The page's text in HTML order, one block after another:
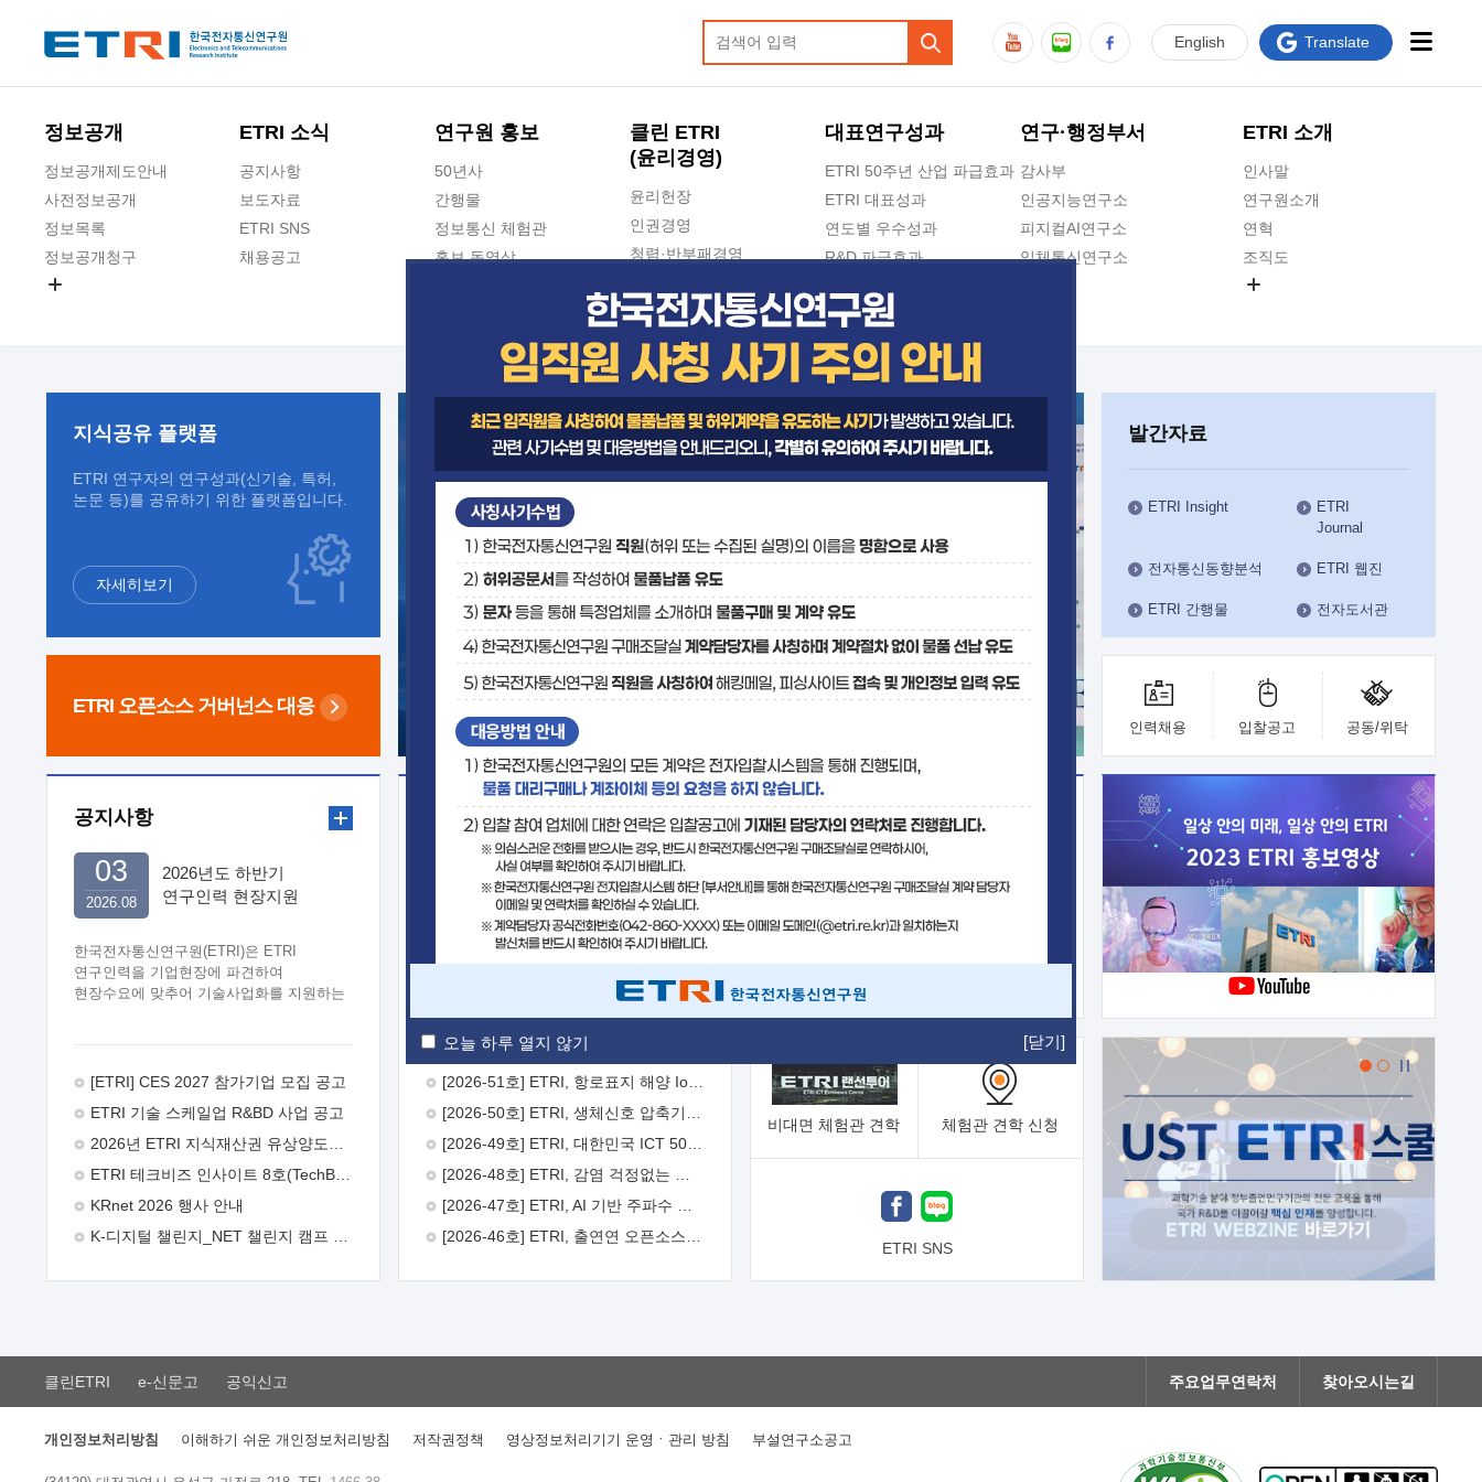
오늘 하루 열지 않기 [닫기]
정보공개
정보공개제도안내
사전정보공개
정보목록
정보공개청구
ETRI 소식
공지사항
보도자료
ETRI SNS
채용공고
연구원 홍보
50년사
간행물
정보통신 체험관
홍보 동영상
클린 ETRI
(윤리경영)
윤리헌장
인권경영
청렴·반부패경영
청렴포털 신고
수의계약 현황
부패징계 현황
감사결과공개
대표연구성과
ETRI 50주년 산업 파급효과
ETRI 대표성과
연도별 우수성과
R&D 파급효과
지식공유플랫폼
연구·행정부서
감사부
인공지능연구소
피지컬AI연구소
입체통신연구소
인공지능안전연구소
우주항공반도체전략연구단
대경권연구본부
호남권연구본부
기획본부
사업화본부
행정본부
대외협력부
ETRI 소개
인사말
연구원소개
연혁
조직도
ETRI CI
English Translate
지식공유 플랫폼
ETRI 연구자의 연구성과(신기술, 특허,
논문 등)를 공유하기 위한 플랫폼입니다.
자세히보기
ETRI 오픈소스 거버넌스 대응
발간자료
ETRI Insight
ETRI
Journal
전자통신동향분석 ETRI 웹진
ETRI 간행물 전자도서관
인력채용 입찰공고 공동/위탁
공지사항
2026년도 하반기
연구인력 현장지원
한국전자통신연구원(ETRI)은 ETRI
연구인력을 기업현장에 파견하여
현장수요에 맞추어 기술사업화를 지원하는
주시기 바랍니다. 2026년 8월
추진목적: ETRI 인력을 기업현장에 파견.
기술지원을 실시함으로써 ETRI 개발기술의
극대화하고, 지원기업을 강견기업으로
육성하고자 함.  신청자격: ETRI
ETRI 창업/연구소기업, 기술이전/출자기업
(2 ~ 3년차) 연봉의 40%  추진일정(1)
희망기업 신청/접수(2)희망인력-희망기업
매칭(3)현장조사/ 선정(심의)(4)협약체결
26일 9월초순 9월 중순 10월 이후*
2026.08
03
[ETRI] CES 2027 참가기업 모집 공고
ETRI 기술 스케일업 R&BD 사업 공고
ETRI 테크비즈 인사이트 8호(TechBiz Insight Vol.8) 발간
KRnet 2026 행사 안내
보도자료
[2026-52호] ETRI, ITU-T 자율주행차 국제표준화 주도한다
기술사업화플랫폼/기술이전
기술예고 중소기업 지원
보유특허 이전가능 기술
융합기술연구생산센터 반도체실험실
비대면 체험관 견학 체험관 견학 신청
ETRI SNS
클린ETRI e-신문고 공익신고 주요업무연락처 찾아오시는길
개인정보처리방침 이해하기 쉬운 개인정보처리방침 저작권정책 영상정보처리기기 운영ㆍ관리 방침 부설연구소공고